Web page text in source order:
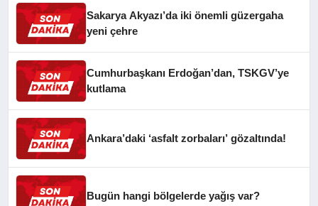
Sakarya Akyazı’da iki önemli güzergaha
yeni çehre
Cumhurbaşkanı Erdoğan’dan, TSKGV’ye
kutlama
Ankara’daki ‘asfalt zorbaları’ gözaltında!
Bugün hangi bölgelerde yağış var?